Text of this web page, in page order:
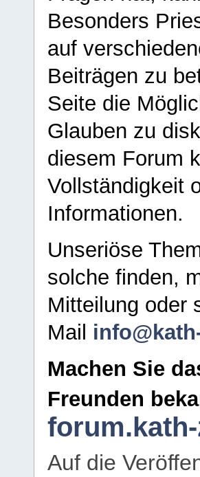
Besonders
auf
Beiträgen zu
Seite die
Glauben zu
diesem Forum
Vollständigkeit
Informationen.
Unseriöse
solche finden,
Mitteilung oder
Mail
Machen Sie
Freunden
Auf die